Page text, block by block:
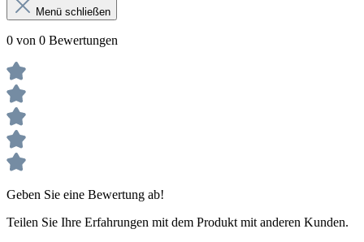
Menü schließen
0 von 0 Bewertungen
Geben Sie eine Bewertung ab!
Teilen Sie Ihre Erfahrungen mit dem Produkt mit anderen Kunden.